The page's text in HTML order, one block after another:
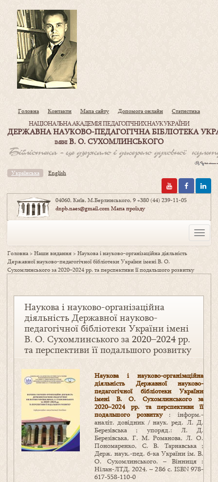
Головна Контакти Мапа сайту Допомога онлайн Статистика
НАЦІОНАЛЬНА АКАДЕМІЯ ПЕДАГОГІЧНИХ НАУК УКРАЇНИ
ДЕРЖАВНА НАУКОВО-ПЕДАГОГІЧНА БІБЛІОТЕКА
ІМЕНІВ. О. СУХОМЛИНСЬКОГО
Українська English
04060, Київ, М.Берлинського, 9+380 (44) 239-11-05
dnpb.naes@gmail.comМапа проїзду
Toggle
Головна >Наши видання >Наукова і науково-організаційна діяльність
Державної науково-педагогічної бібліотеки України імені В. О.
Сухомлинського за 2020–2024 рр. та перспективи її подальшого розвитку
Наукова і науково-організаційна
діяльність Державної науково-
педагогічної бібліотеки України імені
В. О. Сухомлинського за 2020–2024 рр.
та перспективи її подальшого розвитку
Наукова і науково-організаційна
діяльність Державної науково-
педагогічної бібліотеки України
імені В. О. Сухомлинського за
2020–2024 рр. та перспективи її
подальшого розвитку: інформ.-
аналіт. довідник / наук. ред. Л. Д.
Березівська ; упоряд.: Л. Д.
Березівська, Г. М. Романова, Л. О.
Пономаренко, С. В. Тарнавська ;
Держ. наук.-пед. б-ка України ім. В.
О. Сухомлинського. – Вінниця :
Нілан-ЛТД, 2024. – 286 с. ISBN 978-
617-558-110-0